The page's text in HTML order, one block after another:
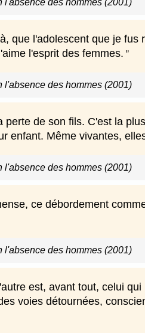
l'absence des hommes (2001)
que l'adolescent que je fus
l'esprit des femmes.
l'absence des hommes (2001)
de son fils. C'est la
enfant. Même vivantes,
l'absence des hommes (2001)
ce débordement
l'absence des hommes (2001)
est, avant tout, celui
voies détournées,